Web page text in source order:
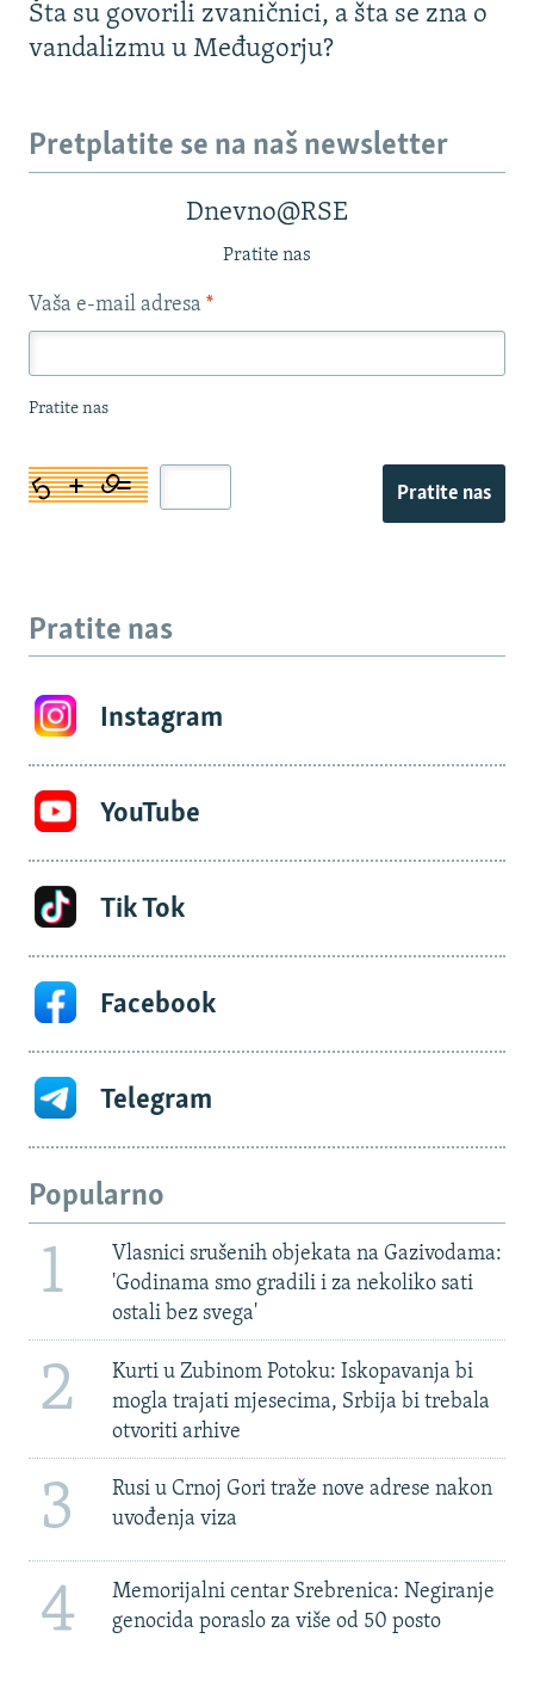
Šta su govorili zvaničnici, a šta se zna o
vandalizmu u Međugorju?
Pretplatite se na naš newsletter
Dnevno@RSE
Pratite nas
Vaša e-mail adresa *
Pratite nas
Pratite nas
Pratite nas
Instagram
YouTube
Tik Tok
Facebook
Telegram
Popularno
1
Vlasnici srušenih objekata na Gazivodama:
'Godinama smo gradili i za nekoliko sati
ostali bez svega'
2
Kurti u Zubinom Potoku: Iskopavanja bi
mogla trajati mjesecima, Srbija bi trebala
otvoriti arhive
3
Rusi u Crnoj Gori traže nove adrese nakon
uvođenja viza
4
Memorijalni centar Srebrenica: Negiranje
genocida poraslo za više od 50 posto